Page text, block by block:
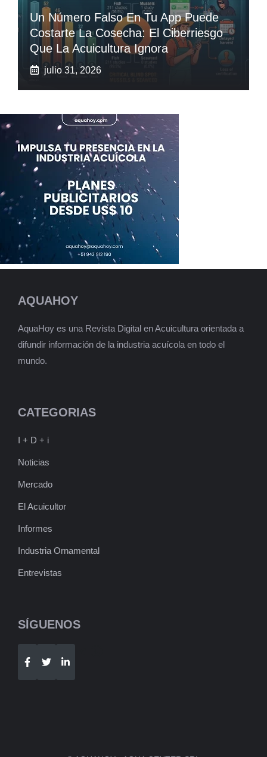
Un Número Falso En Tu App Puede
Costarte La Cosecha: El Ciberriesgo
Que La Acuicultura Ignora
julio 31, 2026
AQUAHOY
AquaHoy es una Revista Digital en Acuicultura orientada a
difundir información de la industria acuícola en todo el
mundo.
CATEGORIAS
I + D + i
Noticias
Mercado
El Acuicultor
Informes
Industria Ornamental
Entrevistas
SÍGUENOS
Telegram